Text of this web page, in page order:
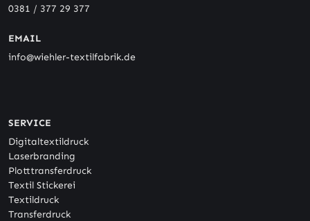
0381 / 377 29 377
EMAIL
info@wiehler-textilfabrik.de
SERVICE
Digitaltextildruck
Laserbranding
Plotttransferdruck
Textil Stickerei
Textildruck
Transferdruck